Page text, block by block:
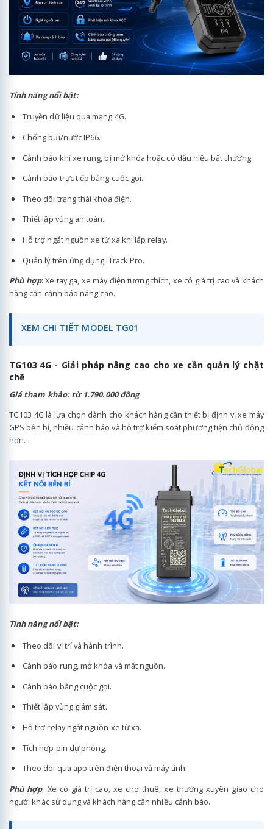
Tính năng nổi bật:
Truyền dữ liệu qua mạng 4G.
Chống bụi/nước IP66.
Cảnh báo khi xe rung, bị mở khóa hoặc có dấu hiệu bất thường.
Cảnh báo trực tiếp bằng cuộc gọi.
Theo dõi trạng thái khóa điện.
Thiết lập vùng an toàn.
Hỗ trợ ngắt nguồn xe từ xa khi lắp relay.
Quản lý trên ứng dụng iTrack Pro.
Phù hợp: Xe tay ga, xe máy điện tương thích, xe có giá trị cao và khách
hàng cần cảnh báo nâng cao.
XEM CHI TIẾT MODEL TG01
TG103 4G - Giải pháp nâng cao cho xe cần quản lý chặt
chẽ
Giá tham khảo: từ 1.790.000 đồng
TG103 4G là lựa chọn dành cho khách hàng cần thiết bị định vị xe máy
GPS bền bỉ, nhiều cảnh báo và hỗ trợ kiểm soát phương tiện chủ động
hơn.
Tính năng nổi bật:
Theo dõi vị trí và hành trình.
Cảnh báo rung, mở khóa và mất nguồn.
Cảnh báo bằng cuộc gọi.
Thiết lập vùng giám sát.
Hỗ trợ relay ngắt nguồn xe từ xa.
Tích hợp pin dự phòng.
Theo dõi qua app trên điện thoại và máy tính.
Phù hợp: Xe có giá trị cao, xe cho thuê, xe thường xuyên giao cho
người khác sử dụng và khách hàng cần nhiều cảnh báo.